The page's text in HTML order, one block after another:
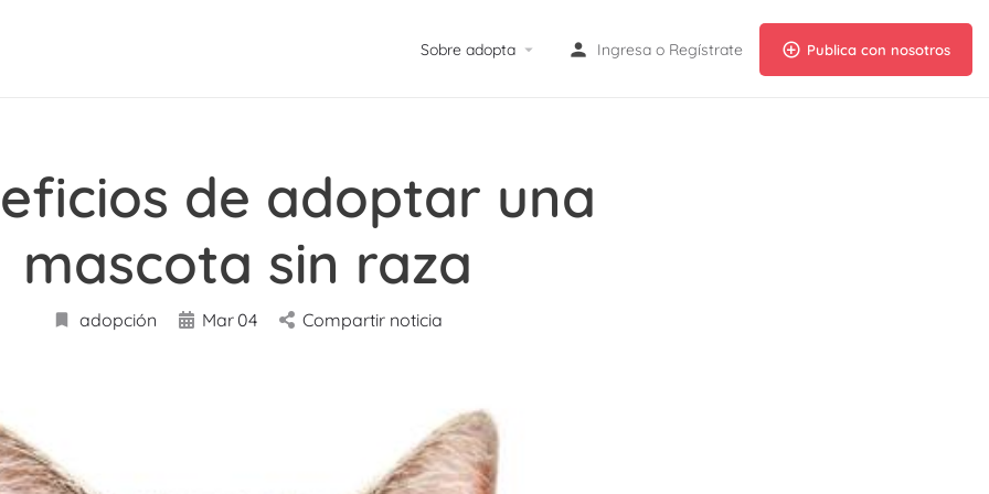
Sobre adopta Ingresa o Regístrate Publica con nosotros
de adoptar una
mascota sin raza
adopción Mar04 Compartir noticia